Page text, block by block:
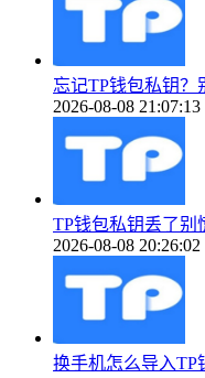
忘记TP钱包私钥
2026-08-08 21:07:13
TP钱包私钥丢了别
2026-08-08 20:26:02
换手机怎么导入TP